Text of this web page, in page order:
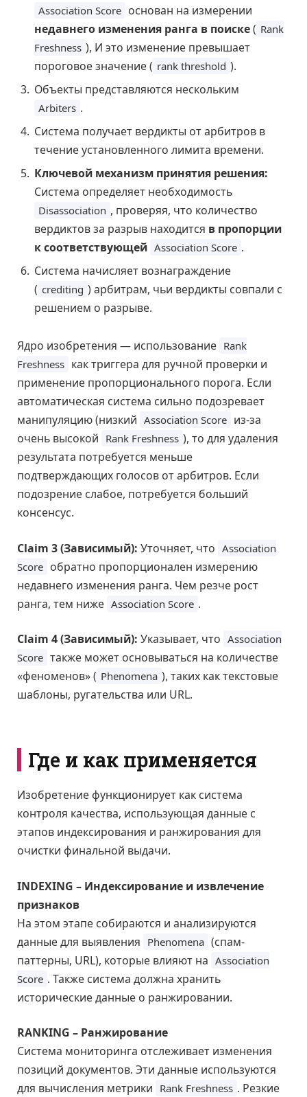
Association Score основан на измерении
недавнего изменения ранга в поиске( Rank
Freshness ), И это изменение превышает
пороговое значение ( rank threshold ).
Объекты представляются нескольким
Arbiters .
Система получает вердикты от арбитров в
течение установленного лимита времени.
Ключевой механизм принятия решения:
Система определяет необходимость
Disassociation , проверяя, что количество
вердиктов за разрыв находится в пропорции
к соответствующей Association Score .
Система начисляет вознаграждение
( crediting ) арбитрам, чьи вердикты совпали с
решением о разрыве.
Ядро изобретения — использование Rank
Freshness как триггера для ручной проверки и
применение пропорционального порога. Если
автоматическая система сильно подозревает
манипуляцию (низкий Association Score из-за
очень высокой Rank Freshness ), то для удаления
результата потребуется меньше
подтверждающих голосов от арбитров. Если
подозрение слабое, потребуется больший
консенсус.
Claim 3 (Зависимый): Уточняет, что Association
Score обратно пропорционален измерению
недавнего изменения ранга. Чем резче рост
ранга, тем ниже Association Score .
Claim 4 (Зависимый): Указывает, что Association
Score также может основываться на количестве
«феноменов» ( Phenomena ), таких как текстовые
шаблоны, ругательства или URL.
Где и как применяется
Изобретение функционирует как система
контроля качества, использующая данные с
этапов индексирования и ранжирования для
очистки финальной выдачи.
INDEXING – Индексирование и извлечение
признаков
На этом этапе собираются и анализируются
данные для выявления Phenomena (спам-
паттерны, URL), которые влияют на Association
Score . Также система должна хранить
исторические данные о ранжировании.
RANKING – Ранжирование
Система мониторинга отслеживает изменения
позиций документов. Эти данные используются
для вычисления метрики Rank Freshness . Резкие